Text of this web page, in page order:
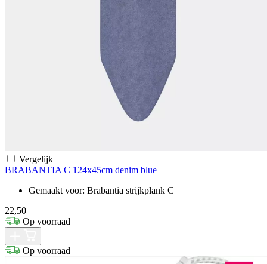
Vergelijk
BRABANTIA C 124x45cm denim blue
Gemaakt voor: Brabantia strijkplank C
22,50
Op voorraad
Op voorraad